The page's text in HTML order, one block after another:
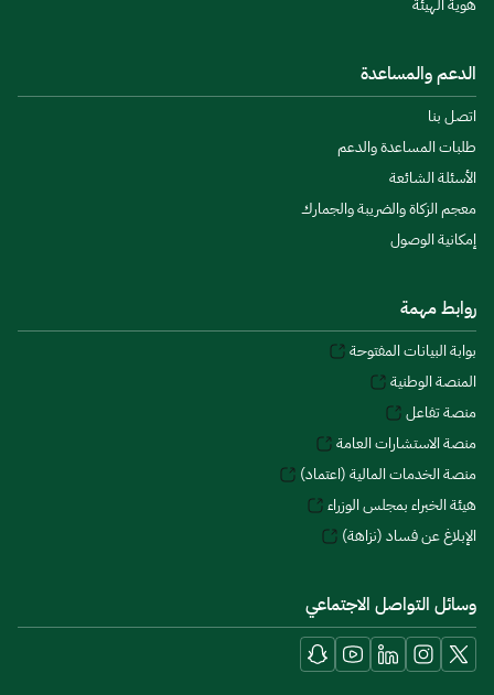
هوية الهيئة
الدعم والمساعدة
اتصل بنا
طلبات المساعدة والدعم
الأسئلة الشائعة
معجم الزكاة والضريبة والجمارك
إمكانية الوصول
روابط مهمة
بوابة البيانات المفتوحة
المنصة الوطنية
منصة تفاعل
منصة الاستشارات العامة
منصة الخدمات المالية (اعتماد)
هيئة الخبراء بمجلس الوزراء
الإبلاغ عن فساد (نزاهة)
وسائل التواصل الاجتماعي